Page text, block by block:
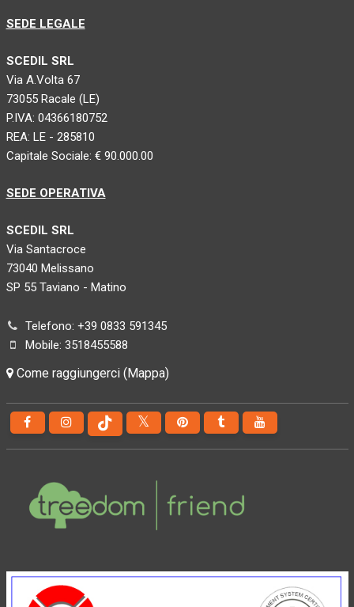
SEDE LEGALE
SCEDIL SRL
Via A.Volta 67
73055 Racale (LE)
P.IVA: 04366180752
REA: LE - 285810
Capitale Sociale: € 90.000.00
SEDE OPERATIVA
SCEDIL SRL
Via Santacroce
73040 Melissano
SP 55 Taviano - Matino
Telefono: +39 0833 591345
Mobile: 3518455588
Come raggiungerci (Mappa)